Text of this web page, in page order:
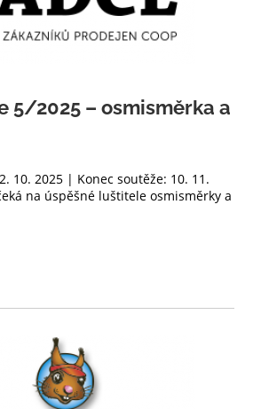
5/2025 – osmisměrka a
10. 2025 | Konec soutěže: 10. 11.
na úspěšné luštitele osmisměrky a